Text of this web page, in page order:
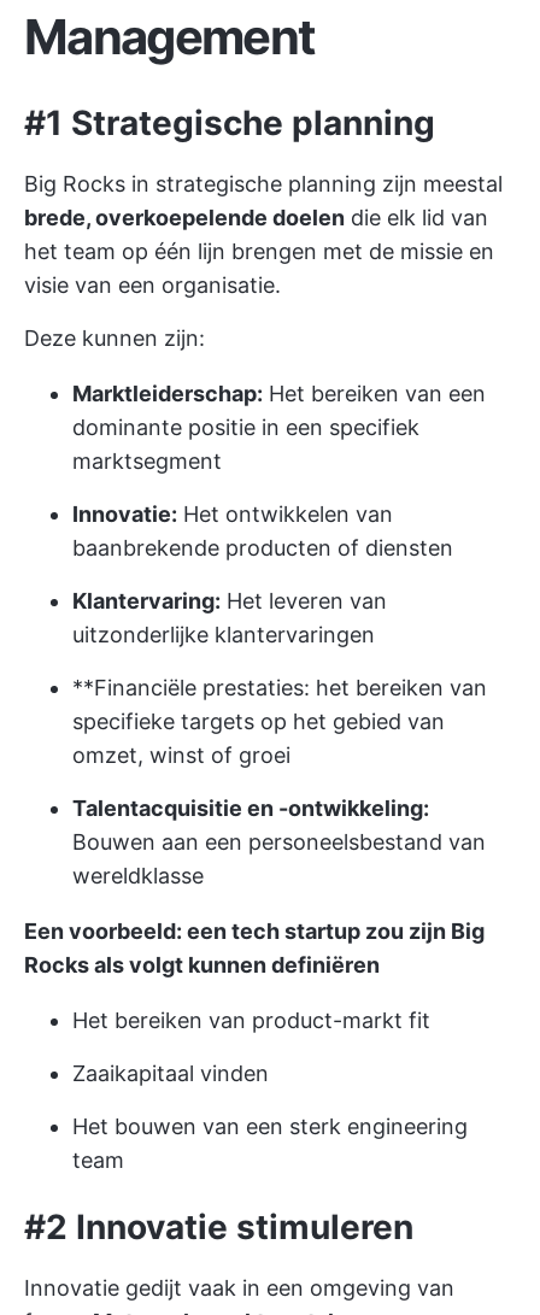
Management
#1 Strategische planning
Big Rocks in strategische planning zijn meestal
brede, overkoepelende doelen die elk lid van
het team op één lijn brengen met de missie en
visie van een organisatie.
Deze kunnen zijn:
Marktleiderschap: Het bereiken van een
dominante positie in een specifiek
marktsegment
Innovatie: Het ontwikkelen van
baanbrekende producten of diensten
Klantervaring: Het leveren van
uitzonderlijke klantervaringen
**Financiële prestaties: het bereiken van
specifieke targets op het gebied van
omzet, winst of groei
Talentacquisitie en -ontwikkeling:
Bouwen aan een personeelsbestand van
wereldklasse
Een voorbeeld: een tech startup zou zijn Big
Rocks als volgt kunnen definiëren
Het bereiken van product-markt fit
Zaaikapitaal vinden
Het bouwen van een sterk engineering
team
#2 Innovatie stimuleren
Innovatie gedijt vaak in een omgeving van